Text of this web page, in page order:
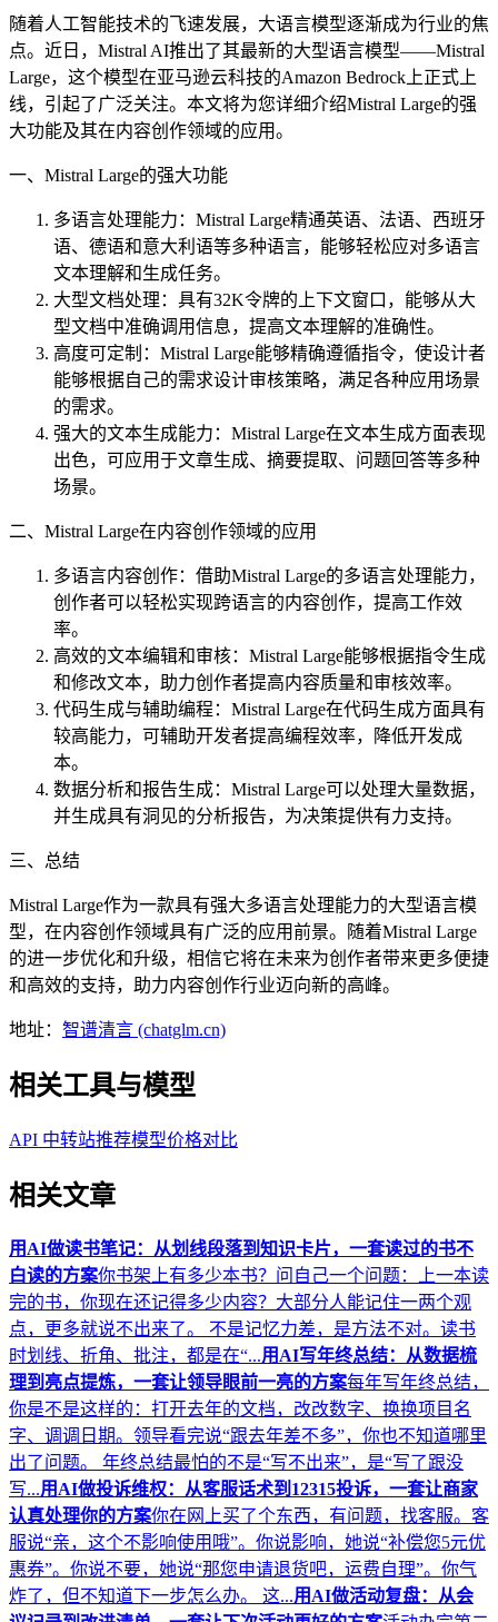
随着人工智能技术的飞速发展，大语言模型逐渐成为行业的焦
点。近日，Mistral AI推出了其最新的大型语言模型——Mistral
Large，这个模型在亚马逊云科技的Amazon Bedrock上正式上
线，引起了广泛关注。本文将为您详细介绍Mistral Large的强
大功能及其在内容创作领域的应用。
一、Mistral Large的强大功能
多语言处理能力：Mistral Large精通英语、法语、西班牙
语、德语和意大利语等多种语言，能够轻松应对多语言
文本理解和生成任务。
大型文档处理：具有32K令牌的上下文窗口，能够从大
型文档中准确调用信息，提高文本理解的准确性。
高度可定制：Mistral Large能够精确遵循指令，使设计者
能够根据自己的需求设计审核策略，满足各种应用场景
的需求。
强大的文本生成能力：Mistral Large在文本生成方面表现
出色，可应用于文章生成、摘要提取、问题回答等多种
场景。
二、Mistral Large在内容创作领域的应用
多语言内容创作：借助Mistral Large的多语言处理能力，
创作者可以轻松实现跨语言的内容创作，提高工作效
率。
高效的文本编辑和审核：Mistral Large能够根据指令生成
和修改文本，助力创作者提高内容质量和审核效率。
代码生成与辅助编程：Mistral Large在代码生成方面具有
较高能力，可辅助开发者提高编程效率，降低开发成
本。
数据分析和报告生成：Mistral Large可以处理大量数据，
并生成具有洞见的分析报告，为决策提供有力支持。
三、总结
Mistral Large作为一款具有强大多语言处理能力的大型语言模
型，在内容创作领域具有广泛的应用前景。随着Mistral Large
的进一步优化和升级，相信它将在未来为创作者带来更多便捷
和高效的支持，助力内容创作行业迈向新的高峰。
地址： 智谱清言 (chatglm.cn)
相关工具与模型
API 中转站推荐模型价格对比
相关文章
用AI做读书笔记：从划线段落到知识卡片，一套读过的书不
白读的方案你书架上有多少本书？问自己一个问题：上一本读
完的书，你现在还记得多少内容？大部分人能记住一两个观
点，更多就说不出来了。 不是记忆力差，是方法不对。读书
时划线、折角、批注，都是在“...用AI写年终总结：从数据梳
理到亮点提炼，一套让领导眼前一亮的方案每年写年终总结，
你是不是这样的：打开去年的文档，改改数字、换换项目名
字、调调日期。领导看完说“跟去年差不多”，你也不知道哪里
出了问题。 年终总结最怕的不是“写不出来”，是“写了跟没
写...用AI做投诉维权：从客服话术到12315投诉，一套让商家
认真处理你的方案你在网上买了个东西，有问题，找客服。客
服说“亲，这个不影响使用哦”。你说影响，她说“补偿您5元优
惠券”。你说不要，她说“那您申请退货吧，运费自理”。你气
炸了，但不知道下一步怎么办。 这...用AI做活动复盘：从会